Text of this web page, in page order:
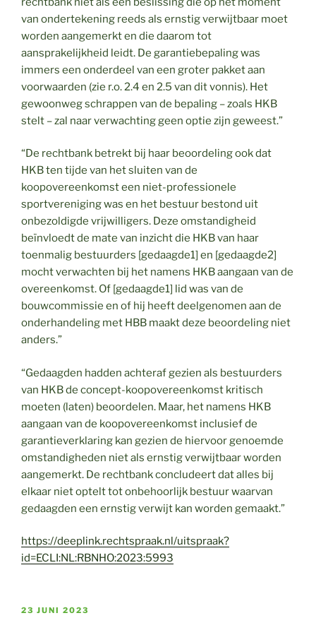
van ondertekening reeds als ernstig verwijtbaar moet
worden aangemerkt en die daarom tot
aansprakelijkheid leidt. De garantiebepaling was
immers een onderdeel van een groter pakket aan
voorwaarden (zie r.o. 2.4 en 2.5 van dit vonnis). Het
gewoonweg schrappen van de bepaling – zoals HKB
stelt – zal naar verwachting geen optie zijn geweest.”
“De rechtbank betrekt bij haar beoordeling ook dat
HKB ten tijde van het sluiten van de
koopovereenkomst een niet-professionele
sportvereniging was en het bestuur bestond uit
onbezoldigde vrijwilligers. Deze omstandigheid
beïnvloedt de mate van inzicht die HKB van haar
toenmalig bestuurders [gedaagde1] en [gedaagde2]
mocht verwachten bij het namens HKB aangaan van de
overeenkomst. Of [gedaagde1] lid was van de
bouwcommissie en of hij heeft deelgenomen aan de
onderhandeling met HBB maakt deze beoordeling niet
anders.”
“Gedaagden hadden achteraf gezien als bestuurders
van HKB de concept-koopovereenkomst kritisch
moeten (laten) beoordelen. Maar, het namens HKB
aangaan van de koopovereenkomst inclusief de
garantieverklaring kan gezien de hiervoor genoemde
omstandigheden niet als ernstig verwijtbaar worden
aangemerkt. De rechtbank concludeert dat alles bij
elkaar niet optelt tot onbehoorlijk bestuur waarvan
gedaagden een ernstig verwijt kan worden gemaakt.”
https://deeplink.rechtspraak.nl/uitspraak?
id=ECLI:NL:RBNHO:2023:5993
GEPLAATST
23 JUNI 2023